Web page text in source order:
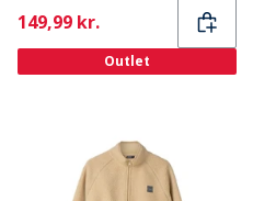
Current
149,99 kr.
Outlet